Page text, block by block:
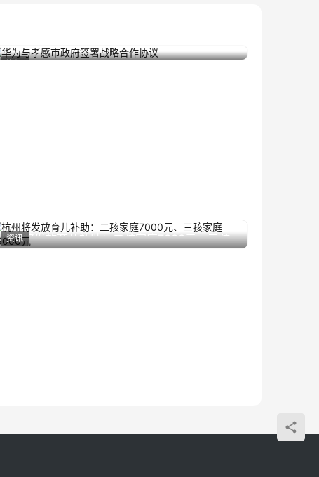
华为与孝感市政府签署战略合作协议
2024年11月19日
杭州将发放育儿补助：二孩家庭7000元、三孩
2023年8月8日
资讯